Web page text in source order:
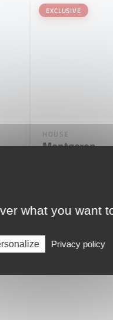
EXCLUSIVE
HOUSE
Montgeron
what you want
Privacy policy